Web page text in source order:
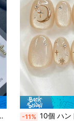
-11% 10個 ハンドメイド ネイルアート スティックオンネイル、取り外し可能なアクリル オーバル型ネイル、星、月